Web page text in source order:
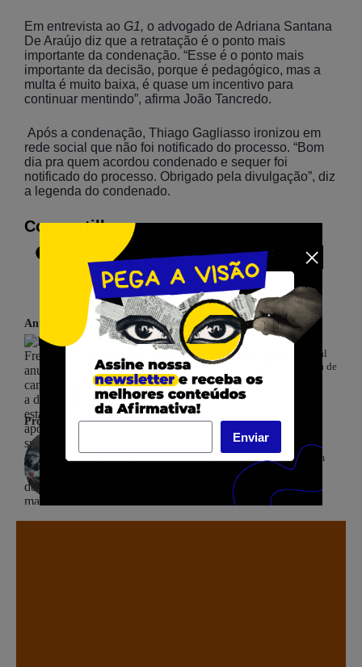
Em entrevista ao G1, o advogado de Adriana Santana
De Araújo diz que a retratação é o ponto mais
importante da condenação. “Esse é o ponto mais
importante da decisão, porque é pedagógico, mas a
multa é muito baixa, é quase um incentivo para
continuar mentindo”, afirma João Tancredo.
Após a condenação, Thiago Gagliasso ironizou em
rede social que não foi notificado do processo. “Bom
dia pra quem acordou condenado e sequer foi
notificado do processo. Obrigado pela divulgação”, diz
a legenda do condenado.
Compartilhar:
Anterior
Renato Freitas anuncia candidatura a deputado estadual
após suspenção da cassação do seu mandato na Câmara de
Curitiba
Próximo
Dias depois de ter sua barraca de lanches destruída, jovem
trans segue sem poder trabalhar e agressor solto
Enviar